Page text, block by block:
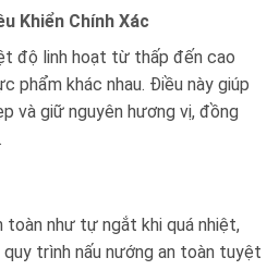
Khiển Chính Xác
độ linh hoạt từ thấp đến cao
phẩm khác nhau. Điều này giúp
và giữ nguyên hương vị, đồng
toàn như tự ngắt khi quá nhiệt,
trình nấu nướng an toàn tuyệt